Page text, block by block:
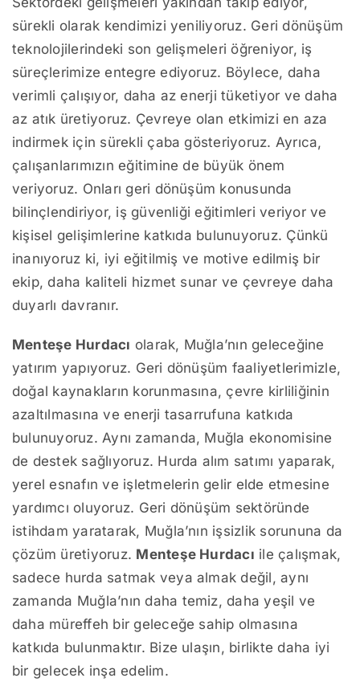
sürekli olarak kendimizi yeniliyoruz. Geri dönüşüm
teknolojilerindeki son gelişmeleri öğreniyor, iş
süreçlerimize entegre ediyoruz. Böylece, daha
verimli çalışıyor, daha az enerji tüketiyor ve daha
az atık üretiyoruz. Çevreye olan etkimizi en aza
indirmek için sürekli çaba gösteriyoruz. Ayrıca,
çalışanlarımızın eğitimine de büyük önem
veriyoruz. Onları geri dönüşüm konusunda
bilinçlendiriyor, iş güvenliği eğitimleri veriyor ve
kişisel gelişimlerine katkıda bulunuyoruz. Çünkü
inanıyoruz ki, iyi eğitilmiş ve motive edilmiş bir
ekip, daha kaliteli hizmet sunar ve çevreye daha
duyarlı davranır.
Menteşe Hurdacı olarak, Muğla’nın geleceğine
yatırım yapıyoruz. Geri dönüşüm faaliyetlerimizle,
doğal kaynakların korunmasına, çevre kirliliğinin
azaltılmasına ve enerji tasarrufuna katkıda
bulunuyoruz. Aynı zamanda, Muğla ekonomisine
de destek sağlıyoruz. Hurda alım satımı yaparak,
yerel esnafın ve işletmelerin gelir elde etmesine
yardımcı oluyoruz. Geri dönüşüm sektöründe
istihdam yaratarak, Muğla’nın işsizlik sorununa da
çözüm üretiyoruz. Menteşe Hurdacı ile çalışmak,
sadece hurda satmak veya almak değil, aynı
zamanda Muğla’nın daha temiz, daha yeşil ve
daha müreffeh bir geleceğe sahip olmasına
katkıda bulunmaktır. Bize ulaşın, birlikte daha iyi
bir gelecek inşa edelim.